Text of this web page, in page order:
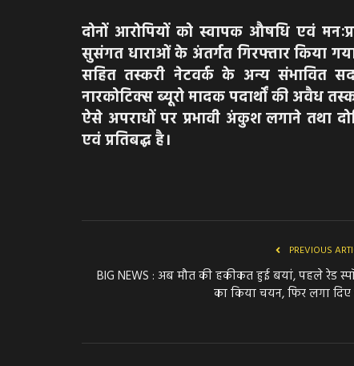
दोनों आरोपियों को स्वापक औषधि एवं
सुसंगत धाराओं के अंतर्गत गिरफ्तार किया
सहित तस्करी नेटवर्क के अन्य संभावित
नारकोटिक्स ब्यूरो मादक पदार्थों की अवैध
ऐसे अपराधों पर प्रभावी अंकुश लगाने तथा
एवं प्रतिबद्ध है।
PREVIOUS
BIG NEWS : अब मौत की हकीकत हुई बयां, पहले रेड
का किया चयन, फिर लगा दिए